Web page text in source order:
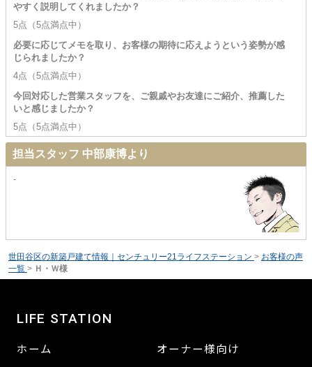
やすく説明してくれましたか？
5点（5点満点中）
必要に応じてメモを取り、お客様の期待に応えようという姿勢が感
じられましたか？
4点（5点満点中）
今回対応した営業スタッフを、ご親戚やお友達にご紹介、推薦した
いと感じましたか？
5点（5点満点中）
担当スタッフ 中部康博より
-
世田谷区の新築戸建て情報｜センチュリー21ライフステーション > お客様の声
一覧 > Ｈ・Ｗ様
LIFE STATION
ホーム
オーナー様向け